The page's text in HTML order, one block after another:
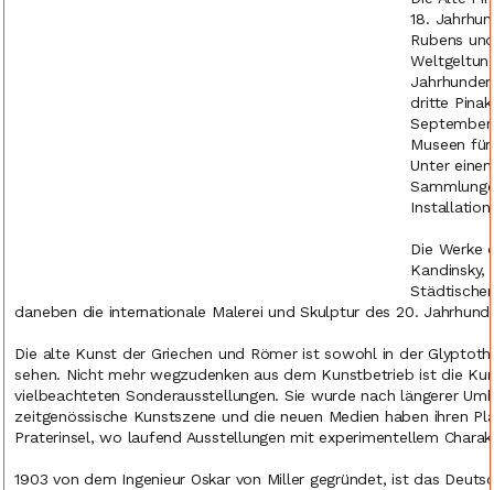
18.
Rubens
dritte
Museen
Unter
Die Werke
Kandinsky,
daneben die internationale Malerei und Skulptur des 20.
Die alte Kunst der Griechen und Römer ist sowohl in der
sehen. Nicht mehr wegzudenken aus dem Kunstbetrieb ist die
vielbeachteten Sonderausstellungen. Sie wurde nach längerer
zeitgenössische Kunstszene und die neuen Medien haben ihren
Praterinsel, wo laufend Ausstellungen mit experimentellem
1903 von dem Ingenieur Oskar von Miller gegründet, ist das